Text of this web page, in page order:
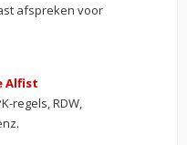
afspreken voor
Alfist
regels, RDW,